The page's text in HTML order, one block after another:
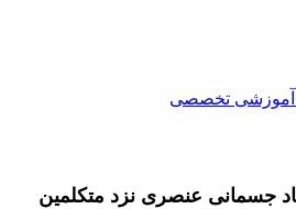
آموزشی تخصصی
جسمانی عنصری نزد متکلمین